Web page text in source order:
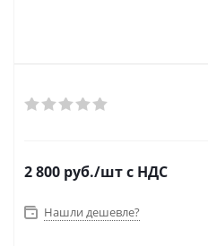
2 800 руб./штс НДС
Нашли дешевле?